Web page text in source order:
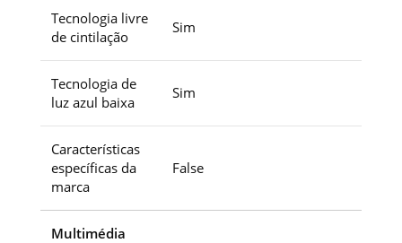
Tecnologia livre
de cintilação
Sim
Tecnologia de
luz azul baixa
Sim
Características
específicas da
marca
False
Multimédia